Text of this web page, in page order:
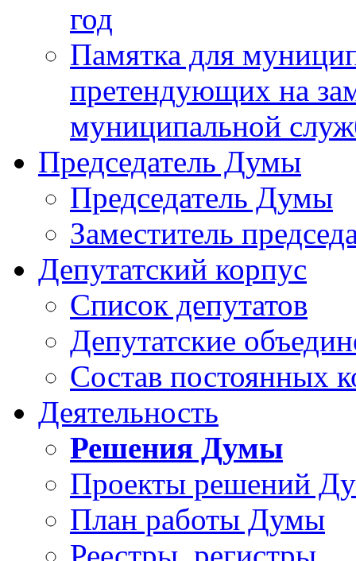
год
Памятка для
претендующих на
муниципальной
Председатель Думы
Председатель Думы
Заместитель
Депутатский корпус
Список депутатов
Депутатские
Состав постоянных
Деятельность
Решения Думы
Проекты решений
План работы Думы